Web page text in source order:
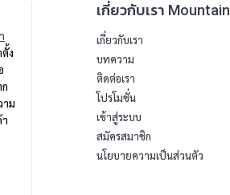
ง
าม
เกี่ยวกับเรา Mountain
เกี่ยวกับเรา
บทความ
ติดต่อเรา
โปรโมชั่น
เข้าสู่ระบบ
สมัครสมาชิก
นโยบายความเป็นส่วนตัว